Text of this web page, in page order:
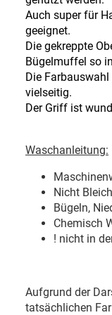
Auch super für
geeignet.
Die gekreppte
Bügelmuffel so
Die
vielseitig.
Der Griff ist
Waschanleitung:
Nicht
Bügeln,
Chemisch
! nicht in
Aufgrund der
tatsächlichen